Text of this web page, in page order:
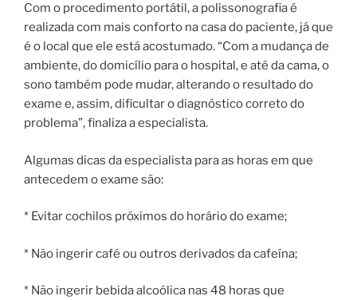
Com o procedimento portátil, a polissonografia é
realizada com mais conforto na casa do paciente, já que
é o local que ele está acostumado. “Com a mudança de
ambiente, do domicílio para o hospital, e até da cama, o
sono também pode mudar, alterando o resultado do
exame e, assim, dificultar o diagnóstico correto do
problema”, finaliza a especialista.
Algumas dicas da especialista para as horas em que
antecedem o exame são:
* Evitar cochilos próximos do horário do exame;
* Não ingerir café ou outros derivados da cafeína;
* Não ingerir bebida alcoólica nas 48 horas que